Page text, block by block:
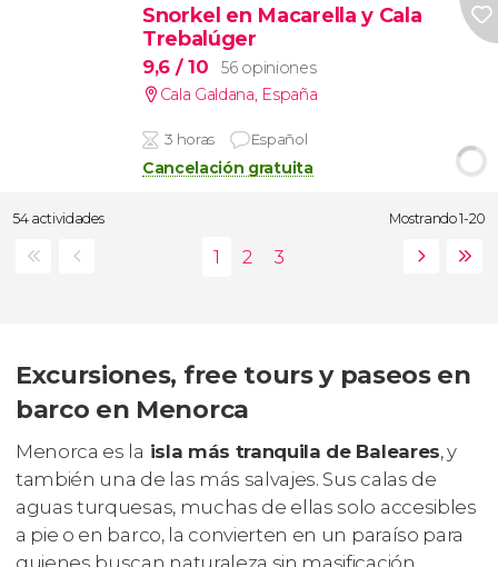
Snorkel en Macarella y Cala
Trebalúger
9,6 / 10
56 opiniones
Cala Galdana, España
3 horas Español
Cancelación gratuita
54 actividades Mostrando 1-20
Excursiones, free tours y paseos en
barco en Menorca
Menorca es la isla más tranquila de Baleares, y
también una de las más salvajes. Sus calas de
aguas turquesas, muchas de ellas solo accesibles
a pie o en barco, la convierten en un paraíso para